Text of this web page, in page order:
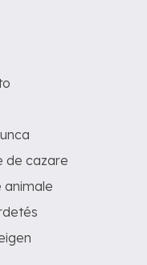
de cazare
animale